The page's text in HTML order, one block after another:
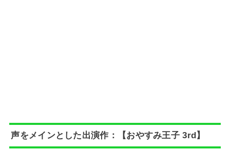
声をメインとした出演作：【おやすみ王子 3rd】